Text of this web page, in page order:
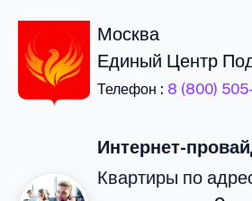
Москва
Единый Центр
Телефон : 8 (800)
Интернет-
Квартиры по